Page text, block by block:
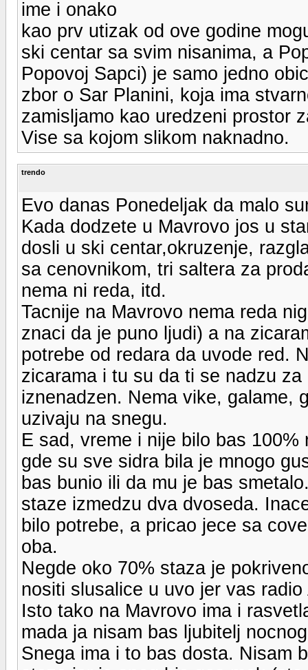
ime i onako
kao prv utizak od ove godine
ski centar sa svim nisanima, a
Popovoj Sapci) je samo jedno
zbor o Sar Planini, koja ima
zamisljamo kao uredzeni prostor
Vise sa kojom slikom naknadno.
trendo
Evo danas Ponedeljak da malo
Kada dodzete u Mavrovo jos u
dosli u ski centar,okruzenje,
sa cenovnikom, tri saltera za
nema ni reda, itd.
Tacnije na Mavrovo nema reda
znaci da je puno ljudi) a na
potrebe od redara da uvode red.
zicarama i tu su da ti se nadzu
iznenadzen. Nema vike, galame,
uzivaju na snegu.
E sad, vreme i nije bilo bas
gde su sve sidra bila je mnogo
bas bunio ili da mu je bas
staze izmedzu dva dvoseda.
bilo potrebe, a pricao jece sa
oba.
Negde oko 70% staza je
nositi slusalice u uvo jer vas
Isto tako na Mavrovo ima i
mada ja nisam bas ljubitelj
Snega ima i to bas dosta. Nisam